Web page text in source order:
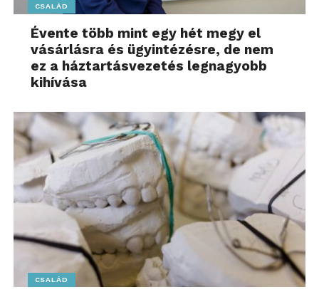
CSALÁD
Évente több mint egy hét megy el
vásárlásra és ügyintézésre, de nem
ez a háztartásvezetés legnagyobb
kihívása
CSALÁD